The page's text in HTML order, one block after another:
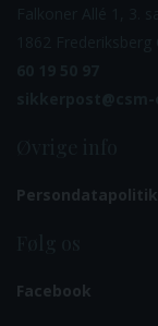
Persondatapolitik
Facebook